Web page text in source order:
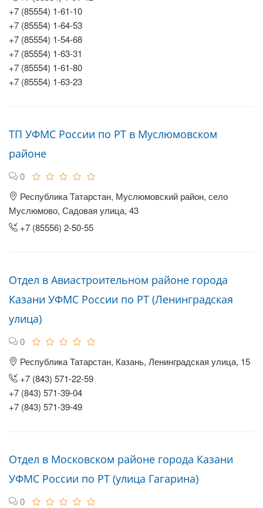
+7 (85554) 1-61-10
+7 (85554) 1-64-53
+7 (85554) 1-54-68
+7 (85554) 1-63-31
+7 (85554) 1-61-80
+7 (85554) 1-63-23
ТП УФМС России по РТ в Муслюмовском
районе
0
Республика Татарстан, Муслюмовский район, село
Муслюмово, Садовая улица, 43
+7 (85556) 2-50-55
Отдел в Авиастроительном районе города
Казани УФМС России по РТ (Ленинградская
улица)
0
Республика Татарстан, Казань, Ленинградская улица, 15
+7 (843) 571-22-59
+7 (843) 571-39-04
+7 (843) 571-39-49
Отдел в Московском районе города Казани
УФМС России по РТ (улица Гагарина)
0